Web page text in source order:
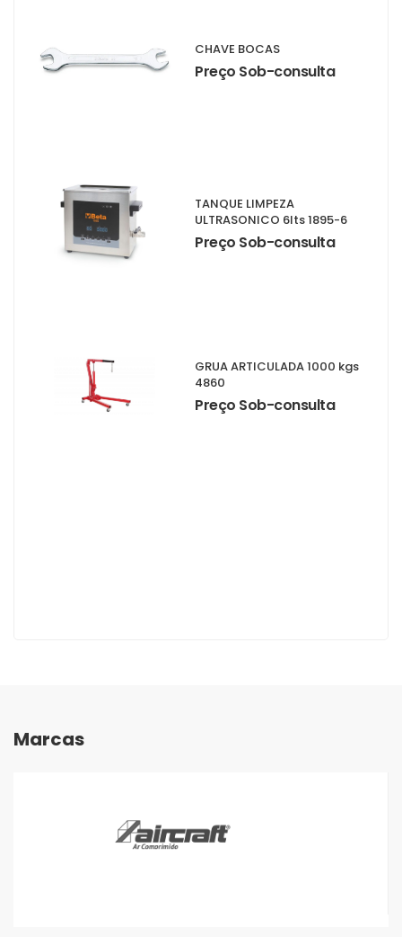
CHAVE BOCAS
Preço Sob-consulta
TANQUE LIMPEZA
ULTRASONICO 6lts 1895-6
Preço Sob-consulta
GRUA ARTICULADA 1000 kgs
4860
Preço Sob-consulta
Marcas